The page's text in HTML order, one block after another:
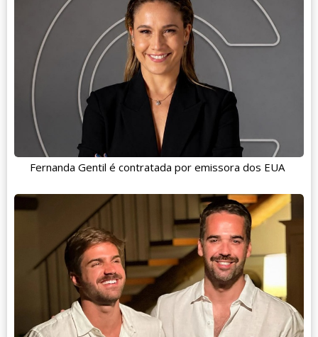
Fernanda Gentil é contratada por emissora dos EUA